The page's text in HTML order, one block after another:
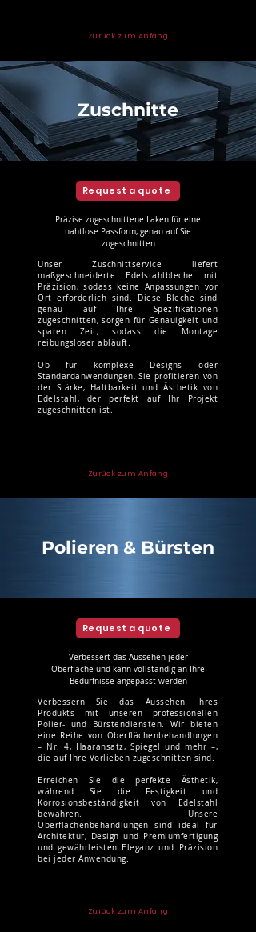
Zurück zum Anfang
Zuschnitte
Request a quote
Präzise zugeschnittene Laken für eine
nahtlose Passform, genau auf Sie
zugeschnitten
Unser Zuschnittservice liefert
maßgeschneiderte Edelstahlbleche mit
Präzision, sodass keine Anpassungen vor
Ort erforderlich sind. Diese Bleche sind
genau auf Ihre Spezifikationen
zugeschnitten, sorgen für Genauigkeit und
sparen Zeit, sodass die Montage
reibungsloser abläuft.
Ob für komplexe Designs oder
Standardanwendungen, Sie profitieren von
der Stärke, Haltbarkeit und Ästhetik von
Edelstahl, der perfekt auf Ihr Projekt
zugeschnitten ist.
Zurück zum Anfang
Polieren & Bürsten
Request a quote
Verbessert das Aussehen jeder
Oberfläche und kann vollständig an Ihre
Bedürfnisse angepasst werden
Verbessern Sie das Aussehen Ihres
Produkts mit unseren professionellen
Polier- und Bürstendiensten. Wir bieten
eine Reihe von Oberflächenbehandlungen
– Nr. 4, Haaransatz, Spiegel und mehr –,
die auf Ihre Vorlieben zugeschnitten sind.
Erreichen Sie die perfekte Ästhetik,
während Sie die Festigkeit und
Korrosionsbeständigkeit von Edelstahl
bewahren. Unsere
Oberflächenbehandlungen sind ideal für
Architektur, Design und Premiumfertigung
und gewährleisten Eleganz und Präzision
bei jeder Anwendung.
Zurück zum Anfang